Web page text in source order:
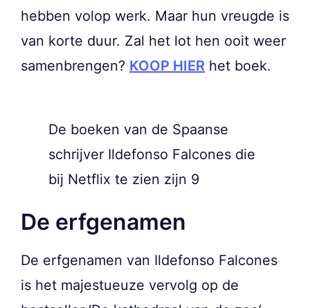
hebben volop werk. Maar hun vreugde is
van korte duur. Zal het lot hen ooit weer
samenbrengen? KOOP HIER het boek.
De boeken van de Spaanse
schrijver Ildefonso Falcones die
bij Netflix te zien zijn 9
De erfgenamen
De erfgenamen van Ildefonso Falcones
is het majestueuze vervolg op de